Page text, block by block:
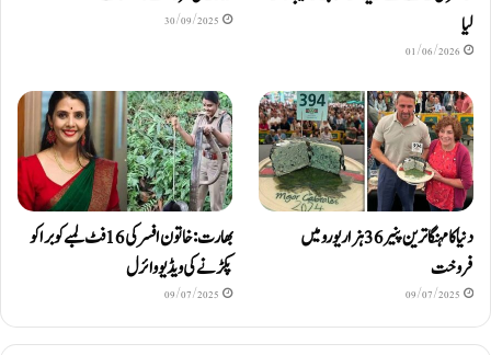
لیا
01/06/2026
30/09/2025
دنیا کا مہنگا ترین پنیر 36 ہزار یورو میں
فروخت
09/07/2025
بھارت: خاتون افسر کی 16 فٹ لمبے کوبرا کو
پکڑنے کی ویڈیو وائرل
09/07/2025